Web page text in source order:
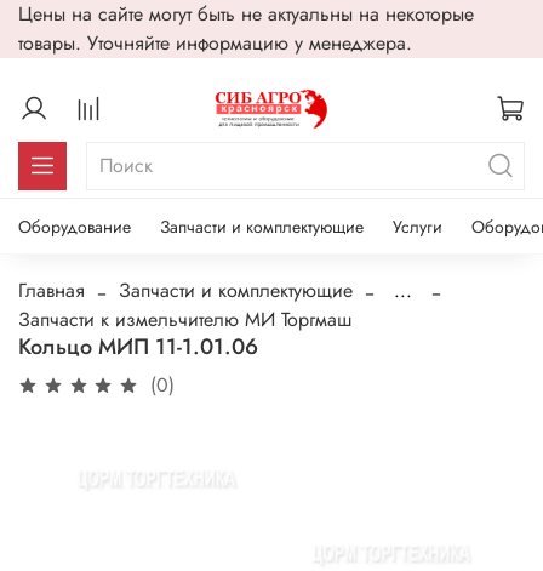
Цены на сайте могут быть не актуальны на некоторые
товары. Уточняйте информацию у менеджера.
Оборудование Запчасти и комплектующие Услуги
Главная Запчасти и комплектующие
...
Запчасти к измельчителю МИ Торгмаш
Кольцо МИП 11-1.01.06
(0)